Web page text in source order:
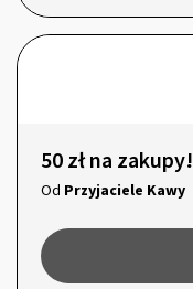
50 zł na zakupy!
Od Przyjaciele Kawy